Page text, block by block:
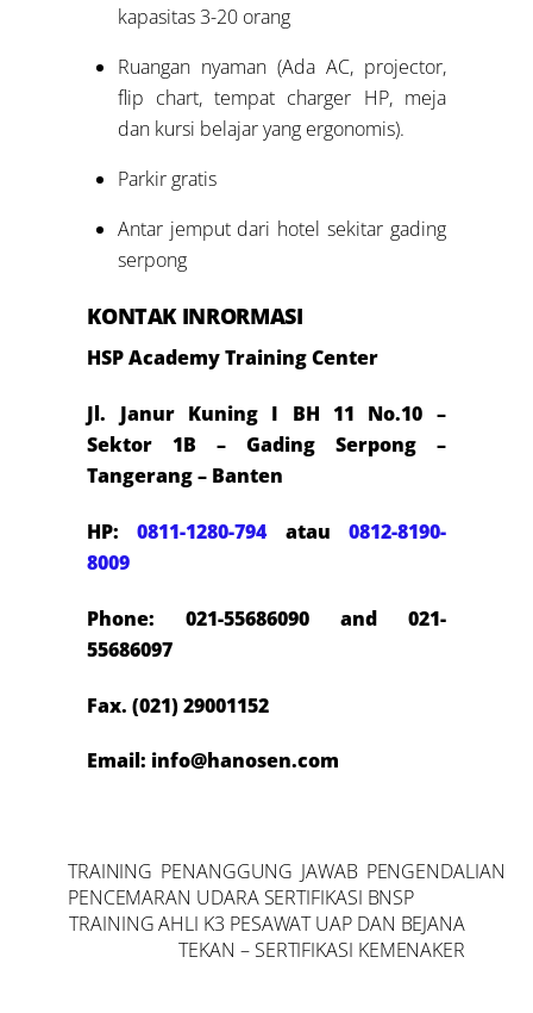
kapasitas 3-20 orang
Ruangan nyaman (Ada AC, projector,
flip chart, tempat charger HP, meja
dan kursi belajar yang ergonomis).
Parkir gratis
Antar jemput dari hotel sekitar gading
serpong
KONTAK INRORMASI
HSP Academy Training Center
Jl. Janur Kuning I BH 11 No.10 –
Sektor 1B – Gading Serpong –
Tangerang – Banten
HP:0811-1280-794atau 0812-8190-
8009
Phone: 021-55686090 and 021-
55686097
Fax. (021) 29001152
Email: info@hanosen.com
TRAINING PENANGGUNG JAWAB PENGENDALIAN
PENCEMARAN UDARA SERTIFIKASI BNSP
TRAINING AHLI K3 PESAWAT UAP DAN BEJANA
TEKAN – SERTIFIKASI KEMENAKER